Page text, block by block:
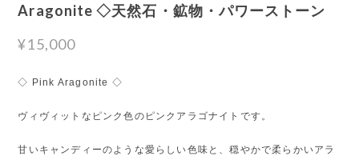
Aragonite ◇天然石・鉱物・パワーストーン
¥15,000
◇ Pink Aragonite ◇
ヴィヴィットなピンク色のピンクアラゴナイトです。
甘いキャンディーのような愛らしい色味と、穏やかで柔らかいアラ